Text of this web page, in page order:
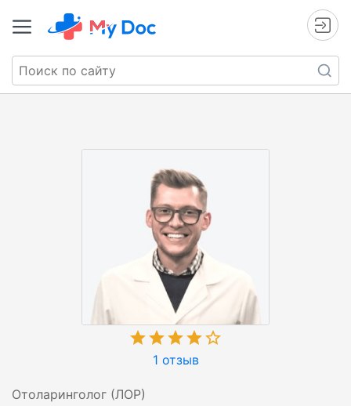
1 отзыв
Отоларинголог (ЛОР)